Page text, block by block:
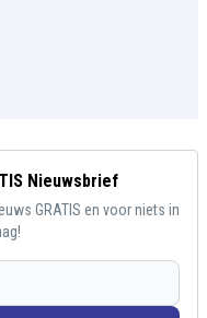
Nieuwsbrief
GRATIS en voor niets in